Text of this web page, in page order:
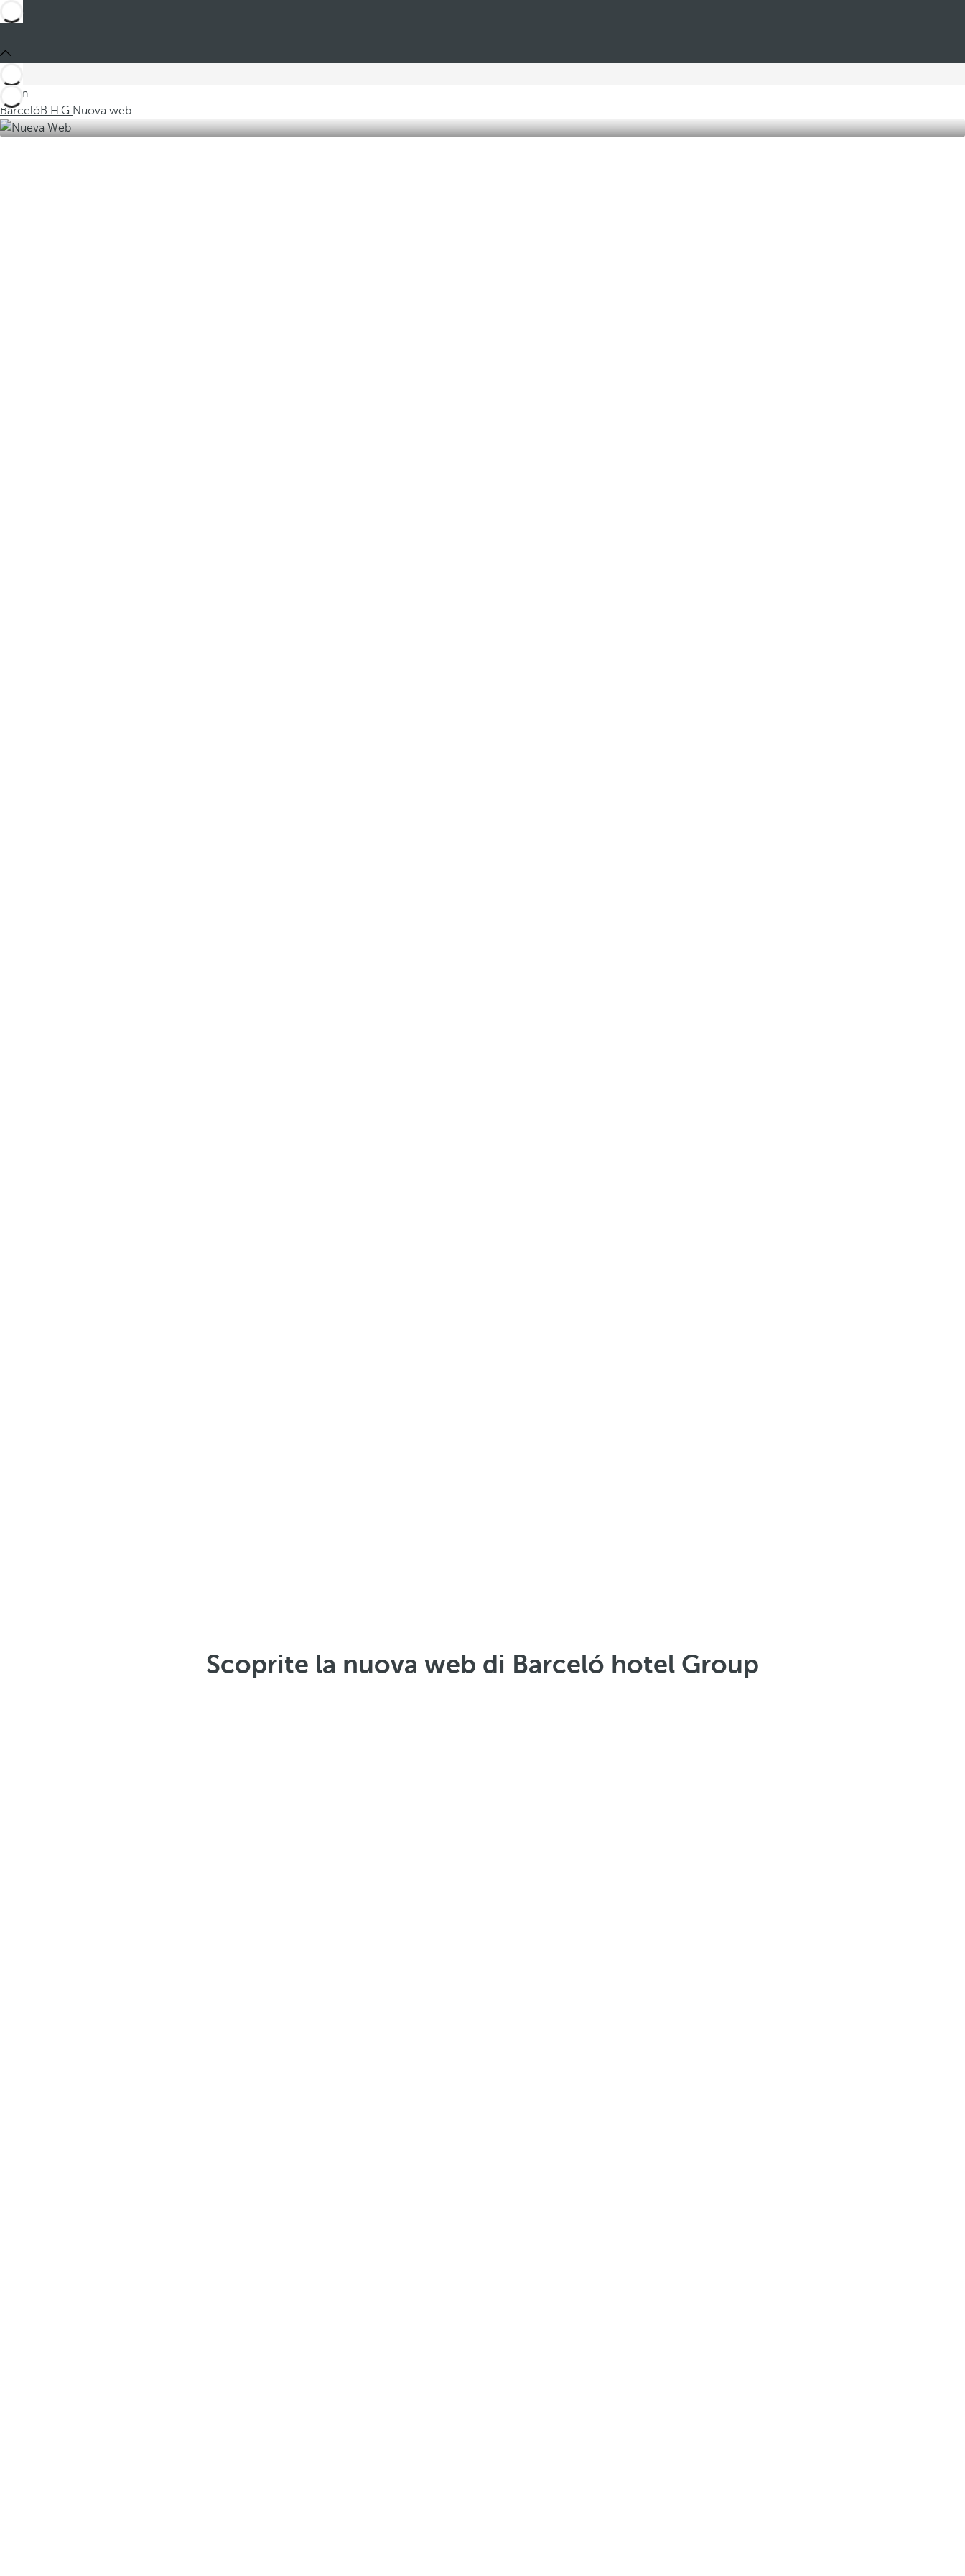
Sei in
BarcelóB.H.G.Nuova web
Scoprite la nuova web di Barceló hotel Group